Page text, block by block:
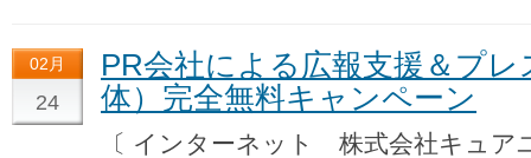
02月
24
PR会社による広報支援＆プ
体）完全無料キャンペーン
〔 インターネット 株式会社キュ